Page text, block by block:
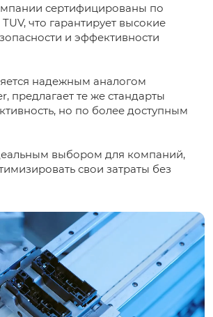
сертифицированы по
что гарантирует высокие
и эффективности
надежным аналогом
предлагает те же стандарты
но по более доступным
выбором для компаний,
свои затраты без